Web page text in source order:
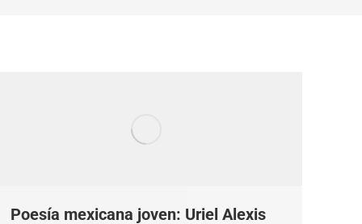
Poesía mexicana joven: Uriel Alexis